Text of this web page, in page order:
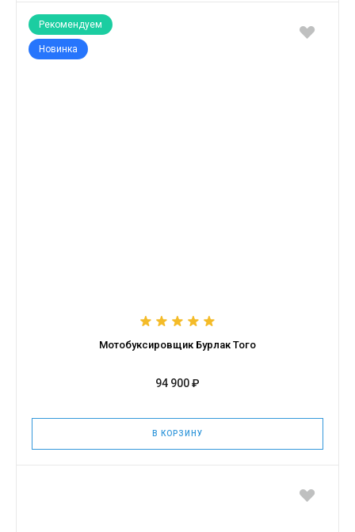
Рекомендуем
Новинка
Мотобуксировщик Бурлак Того
94 900 ₽
В КОРЗИНУ